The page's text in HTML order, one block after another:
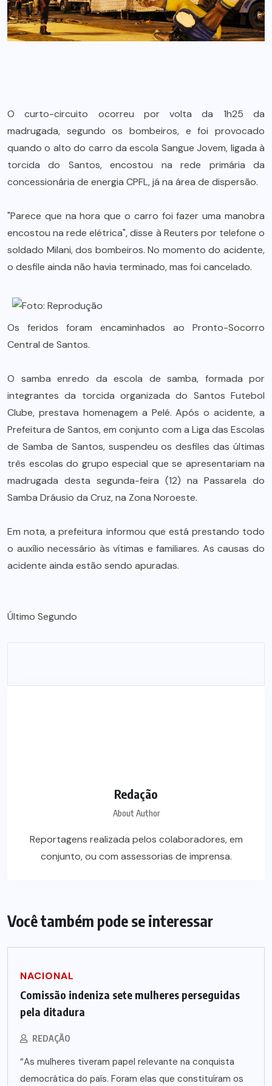
O curto-circuito ocorreu por volta da 1h25 da
madrugada, segundo os bombeiros, e foi provocado
quando o alto do carro da escola Sangue Jovem, ligada à
torcida do Santos, encostou na rede primária da
concessionária de energia CPFL, já na área de dispersão.
"Parece que na hora que o carro foi fazer uma manobra
encostou na rede elétrica", disse à Reuters por telefone o
soldado Milani, dos bombeiros. No momento do acidente,
o desfile ainda não havia terminado, mas foi cancelado.
Os feridos foram encaminhados ao Pronto-Socorro
Central de Santos.
O samba enredo da escola de samba, formada por
integrantes da torcida organizada do Santos Futebol
Clube, prestava homenagem a Pelé. Após o acidente, a
Prefeitura de Santos, em conjunto com a Liga das Escolas
de Samba de Santos, suspendeu os desfiles das últimas
três escolas do grupo especial que se apresentariam na
madrugada desta segunda-feira (12) na Passarela do
Samba Dráusio da Cruz, na Zona Noroeste.
Em nota, a prefeitura informou que está prestando todo
o auxílio necessário às vítimas e familiares. As causas do
acidente ainda estão sendo apuradas.
Último Segundo
Redação
About Author
Reportagens realizada pelos colaboradores, em
conjunto, ou com assessorias de imprensa.
Você também pode se interessar
NACIONAL
Comissão indeniza sete mulheres perseguidas
pela ditadura
REDAÇÃO
“As mulheres tiveram papel relevante na conquista
democrática do país. Foram elas que constituíram os